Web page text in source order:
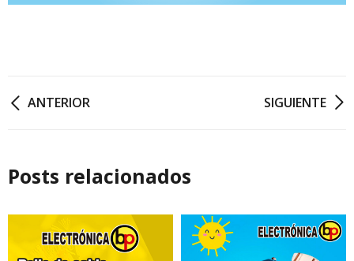
ANTERIOR SIGUIENTE
Posts relacionados